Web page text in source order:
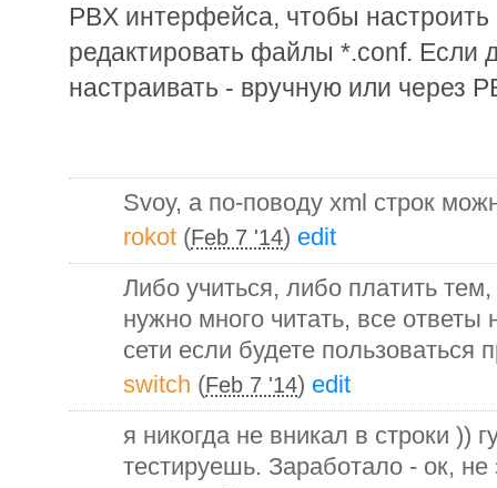
PBX интерфейса, чтобы
редактировать файлы *.conf. Если
настраивать - вручную или через
Svoy, а по-поводу xml строк
rokot (Feb 7 '14) edit
Либо учиться, либо платить
нужно много читать, все
сети если будете
switch (Feb 7 '14) edit
я никогда не вникал в строки ))
тестируешь. Заработало - ок, не